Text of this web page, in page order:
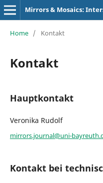
Home / Kontakt
Kontakt
Hauptkontakt
Veronika Rudolf
mirrors.journal@uni-
Kontakt bei